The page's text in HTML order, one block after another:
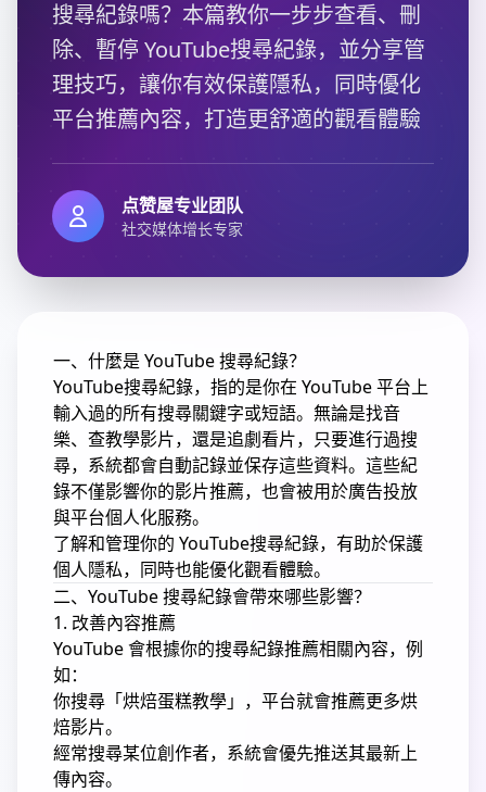
搜尋紀錄嗎？本篇教你一步步查看、刪
除、暫停 YouTube搜尋紀錄，並分享管
理技巧，讓你有效保護隱私，同時優化
平台推薦內容，打造更舒適的觀看體驗
点赞屋专业团队
社交媒体增长专家
一、什麼是 YouTube 搜尋紀錄？
YouTube搜尋紀錄，指的是你在 YouTube 平台上
輸入過的所有搜尋關鍵字或短語。無論是找音
樂、查教學影片，還是追劇看片，只要進行過搜
尋，系統都會自動記錄並保存這些資料。這些紀
錄不僅影響你的影片推薦，也會被用於廣告投放
與平台個人化服務。
了解和管理你的 YouTube搜尋紀錄，有助於保護
個人隱私，同時也能優化觀看體驗。
二、YouTube 搜尋紀錄會帶來哪些影響？
1. 改善內容推薦
YouTube 會根據你的搜尋紀錄推薦相關內容，例
如：
你搜尋「烘焙蛋糕教學」，平台就會推薦更多烘
焙影片。
經常搜尋某位創作者，系統會優先推送其最新上
傳內容。